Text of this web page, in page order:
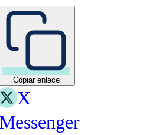
Copiar enlace
X